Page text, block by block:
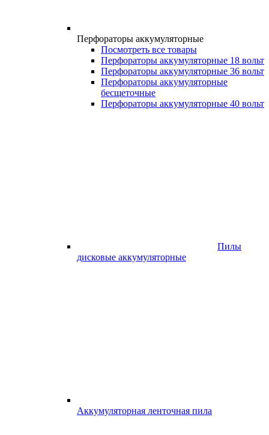
Перфораторы аккумуляторные
Посмотреть все товары
Перфораторы аккумуляторные 18 вольт
Перфораторы аккумуляторные 36 вольт
Перфораторы аккумуляторные
бесщеточные
Перфораторы аккумуляторные 40 вольт
Пилы
дисковые аккумуляторные
Аккумуляторная ленточная пила